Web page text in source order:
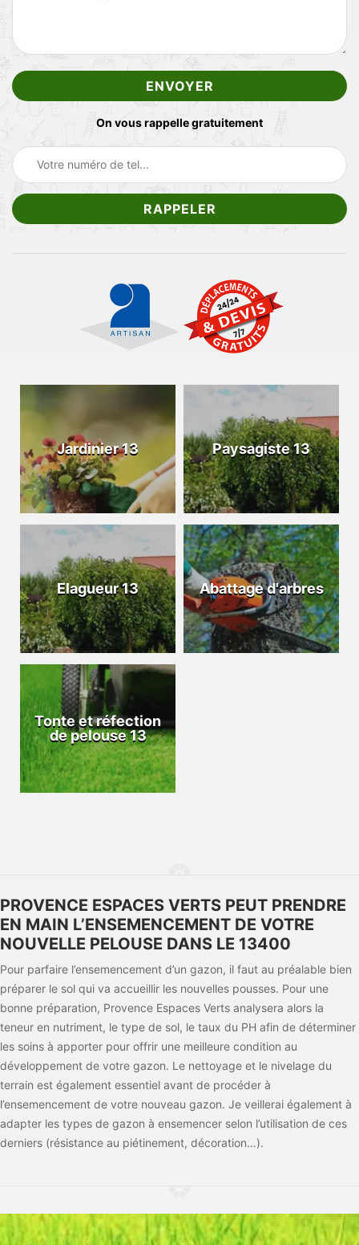
On vous rappelle gratuitement
Jardinier 13 Paysagiste 13
Elagueur 13 Abattage d'arbres
Tonte et réfection
de pelouse 13
PROVENCE ESPACES VERTS PEUT PRENDRE
EN MAIN L’ENSEMENCEMENT DE VOTRE
NOUVELLE PELOUSE DANS LE 13400
Pour parfaire l’ensemencement d’un gazon, il faut au préalable bien
préparer le sol qui va accueillir les nouvelles pousses. Pour une
bonne préparation, Provence Espaces Verts analysera alors la
teneur en nutriment, le type de sol, le taux du PH afin de déterminer
les soins à apporter pour offrir une meilleure condition au
développement de votre gazon. Le nettoyage et le nivelage du
terrain est également essentiel avant de procéder à
l’ensemencement de votre nouveau gazon. Je veillerai également à
adapter les types de gazon à ensemencer selon l’utilisation de ces
derniers (résistance au piétinement, décoration…).